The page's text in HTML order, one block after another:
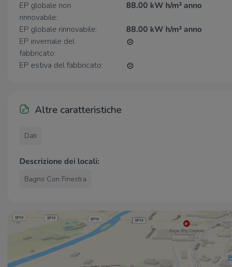
attività commerciali e operative.
EP globale non
rinnovabile:
88.00 kW h/m² anno
EP globale rinnovabile:
88.00 kW h/m² anno
EP invernale del
fabbricato:
EP estiva del fabbricato:
Altre caratteristiche
Dati
Descrizione dei locali:
Bagno Con Finestra